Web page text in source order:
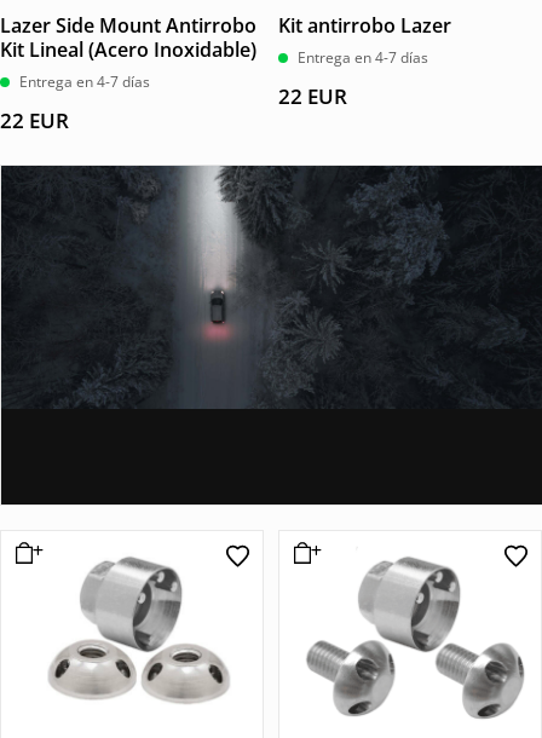
Lazer Side Mount Antirrobo
Kit Lineal (Acero Inoxidable)
Entrega en 4-7 días
22 EUR
Kit antirrobo Lazer
Entrega en 4-7 días
22 EUR